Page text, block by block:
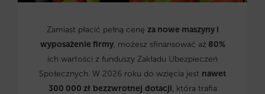
Zamiast płacić pełną cenę za nowe maszyny i
wyposażenie firmy, możesz sfinansować aż80%
ich wartości z funduszy Zakładu Ubezpieczeń
Społecznych. W 2026 roku do wzięcia jest nawet
300 000 zł bezzwrotnej dotacji, która trafia